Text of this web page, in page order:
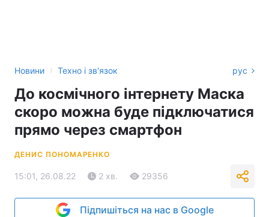
Новини › Техно і зв'язок рус
До космічного інтернету Маска
скоро можна буде підключатися
прямо через смартфон
ДЕНИС ПОНОМАРЕНКО
15:01, 26.08.22 2 хв. 29356
Підпишіться на нас в Google